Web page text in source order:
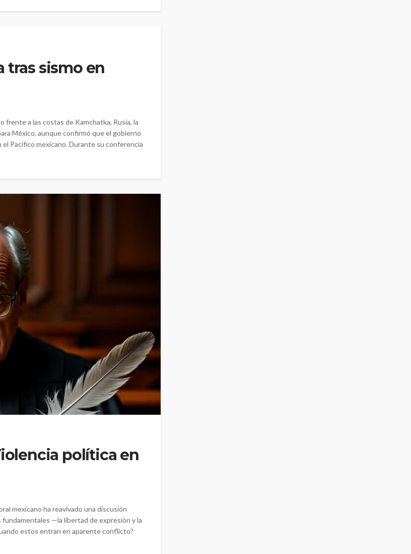
tras sismo en
frente a las costas de Kamchatka, Rusia, la
México, aunque confirmó que el gobierno
Pacífico mexicano. Durante su conferencia
política en
mexicano ha reavivado una discusión
—la libertad de expresión y la
estos entran en aparente conflicto?